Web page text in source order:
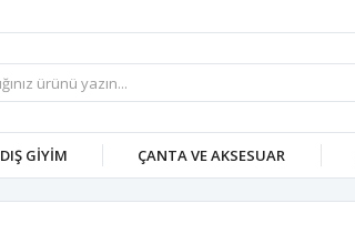
DIŞ GİYİM ÇANTA VE AKSESUAR